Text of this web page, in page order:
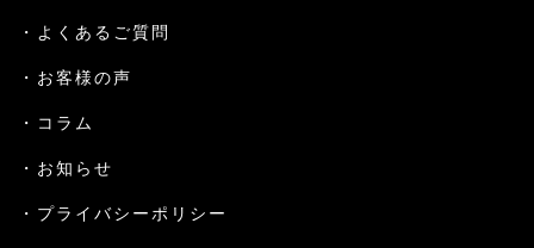
よくあるご質問
お客様の声
コラム
お知らせ
プライバシーポリシー